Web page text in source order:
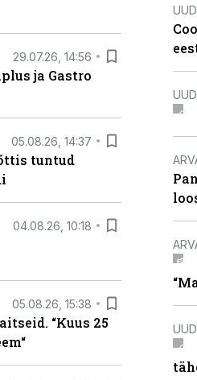
29.07.26, 14:56
ja Gastro
05.08.26, 14:37
tuntud
04.08.26, 10:18
05.08.26, 15:38
“Kuus 25